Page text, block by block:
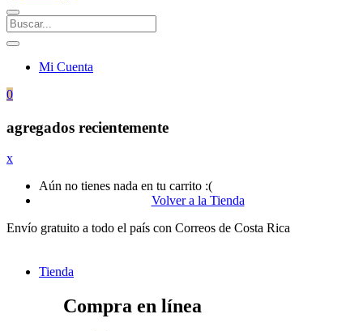
Mi Cuenta
0
agregados recientemente
x
Aún no tienes nada en tu carrito :(
Volver a la Tienda
Envío gratuito a todo el país con Correos de Costa Rica
Tienda
Compra en línea